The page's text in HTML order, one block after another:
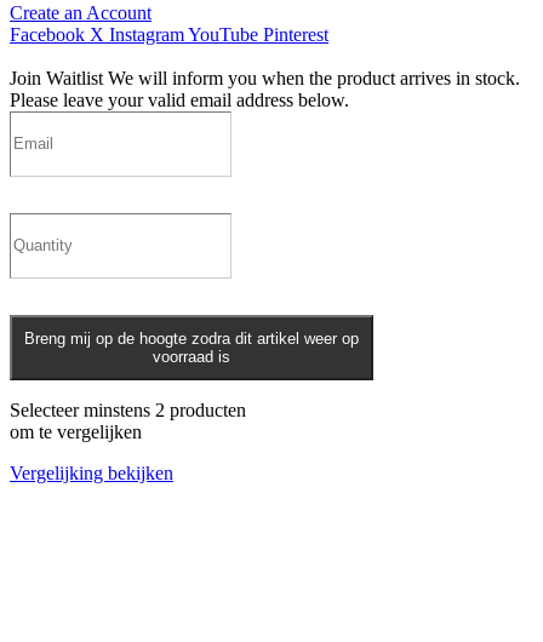
Create an Account
Facebook X InstagramYouTube Pinterest
Join Waitlist We will inform you when the product arrives in stock.
Please leave your valid email address below.
Breng mij op de hoogte zodra dit artikel weer op
voorraad is
Selecteer minstens 2 producten
om te vergelijken
Vergelijking bekijken